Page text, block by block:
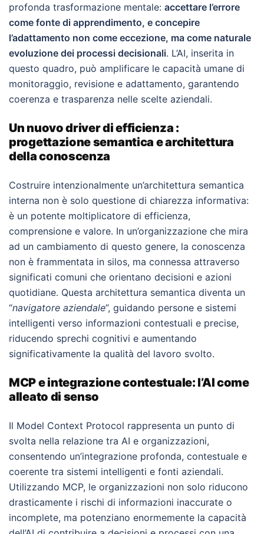
profonda trasformazione mentale: accettare l’errore
come fonte di apprendimento, e concepire
l’adattamento non come eccezione, ma come naturale
evoluzione dei processi decisionali. L’AI, inserita in
questo quadro, può amplificare le capacità umane di
monitoraggio, revisione e adattamento, garantendo
coerenza e trasparenza nelle scelte aziendali.
Un nuovo driver di efficienza :
progettazione semantica e architettura
della conoscenza
Costruire intenzionalmente un’architettura semantica
interna non è solo questione di chiarezza informativa:
è un potente moltiplicatore di efficienza,
comprensione e valore. In un’organizzazione che mira
ad un cambiamento di questo genere, la conoscenza
non è frammentata in silos, ma connessa attraverso
significati comuni che orientano decisioni e azioni
quotidiane. Questa architettura semantica diventa un
“navigatore aziendale”, guidando persone e sistemi
intelligenti verso informazioni contestuali e precise,
riducendo sprechi cognitivi e aumentando
significativamente la qualità del lavoro svolto.
MCP e integrazione contestuale: l’AI come
alleato di senso
Il Model Context Protocol rappresenta un punto di
svolta nella relazione tra AI e organizzazioni,
consentendo un’integrazione profonda, contestuale e
coerente tra sistemi intelligenti e fonti aziendali.
Utilizzando MCP, le organizzazioni non solo riducono
drasticamente i rischi di informazioni inaccurate o
incomplete, ma potenziano enormemente la capacità